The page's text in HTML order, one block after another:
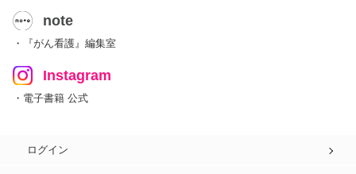
note
・『がん看護』編集室
Instagram
・電子書籍 公式
ログイン